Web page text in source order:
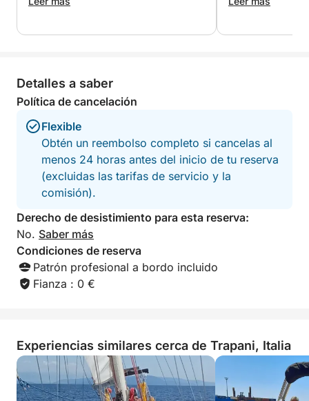
todos a bordo!
Detalles a saber
Política de cancelación
Flexible
Obtén un reembolso completo si cancelas al
menos 24 horas antes del inicio de tu reserva
(excluidas las tarifas de servicio y la
comisión).
Derecho de desistimiento para esta reserva:
No. Saber más
Condiciones de reserva
Patrón profesional a bordo incluido
Fianza : 0 €
Experiencias similares cerca de Trapani, Italia